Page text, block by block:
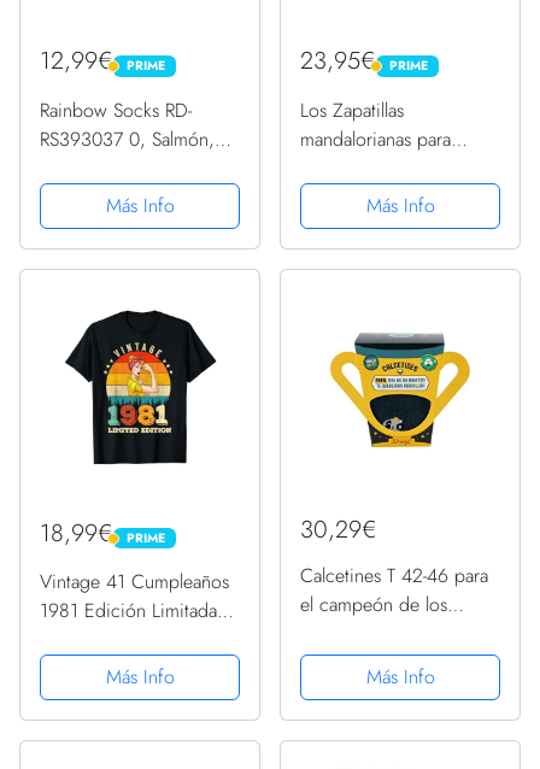
12,99€ PRIME
PRIME
Rainbow Socks RD-
RS393037 0, Salmón,
Más Info
23,95€ PRIME
PRIME
Los Zapatillas
mandalorianas para
Wars Shoes 41-42 EU
Más Info
18,99€ PRIME
PRIME
Vintage 41 Cumpleaños
1981 Edición Limitada
CamisetaMás Info
30,29€
Calcetines T 42-46 para
el campeón de los
Más Info